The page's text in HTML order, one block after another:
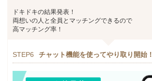
ドキドキの結果発表！
両想いの人と全員とマッチングできるので
高マッチング率！
STEP6 チャット機能を使ってやり取り開始！